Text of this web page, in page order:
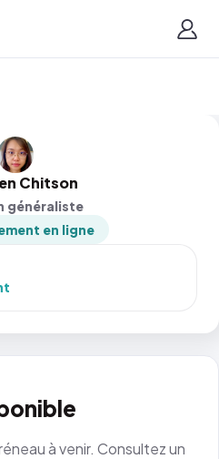
Chitson
généraliste
en ligne
à venir. Consultez un